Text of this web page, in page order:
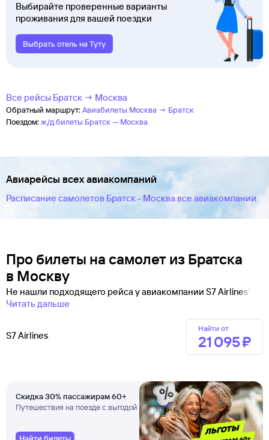
Выбирайте проверенные варианты
проживания для вашей поездки
Выбрать отель на Туту
Все рейсы Братск → Москва
Обратный маршрут:Авиабилеты Москва → Братск
Поездом:ж/д билеты Братск — Москва
Авиарейсы всех авиакомпаний
Расписание самолетов Братск - Москва все авиакомпании
Про билеты на самолет из Братска
в Москву
Не нашли подходящего рейса у авиакомпании S7 Airlines?
Читать дальше
S7 Airlines
Найти от
21 ⁠095 ⁠₽
Скидка 30% пассажирам 60+
Путешествия на поезде с выгодой